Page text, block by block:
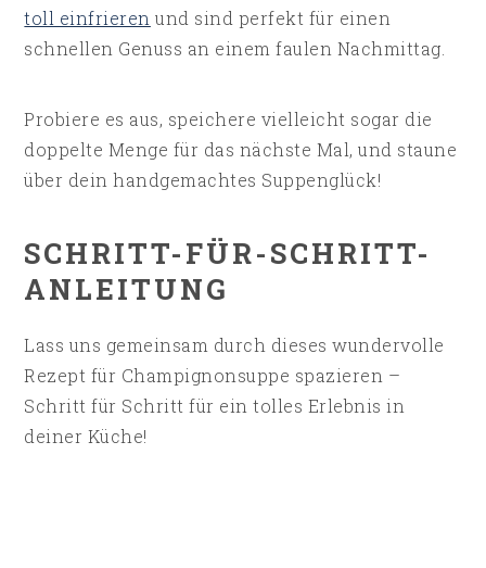
toll einfrieren und sind perfekt für einen
schnellen Genuss an einem faulen Nachmittag.
Probiere es aus, speichere vielleicht sogar die
doppelte Menge für das nächste Mal, und staune
über dein handgemachtes Suppenglück!
SCHRITT-FÜR-SCHRITT-
ANLEITUNG
Lass uns gemeinsam durch dieses wundervolle
Rezept für Champignonsuppe spazieren –
Schritt für Schritt für ein tolles Erlebnis in
deiner Küche!